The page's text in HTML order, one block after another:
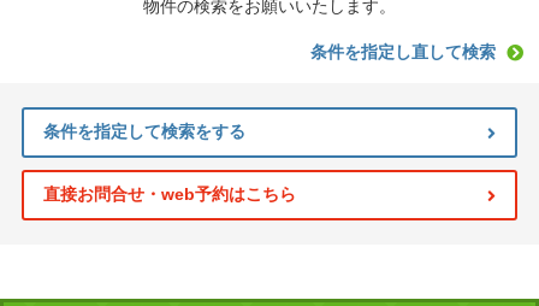
物件の検索をお願いいたします。
条件を指定し直して検索
条件を指定して検索をする
直接お問合せ・web予約はこちら